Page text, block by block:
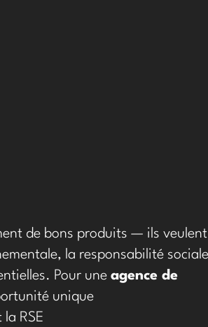
de bons produits — ils
la responsabilité
Pour une agence de
unique
RSE